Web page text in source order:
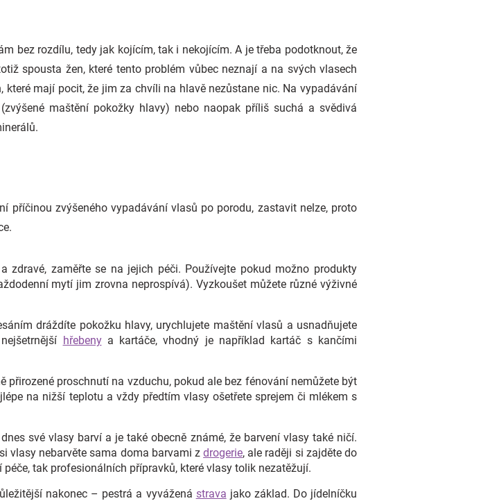
bez rozdílu, tedy jak kojícím, tak i nekojícím. A je třeba podotknout, že
spousta žen, které tento problém vůbec neznají a na svých vlasech
mají pocit, že jim za chvíli na hlavě nezůstane nic. Na vypadávání
maštění pokožky hlavy) nebo naopak příliš suchá a svědivá
příčinou zvýšeného vypadávání vlasů po porodu, zastavit nelze, proto
zdravé, zaměřte se na jejich péči. Používejte pokud možno produkty
mytí jim zrovna neprospívá). Vyzkoušet můžete různé výživné
dráždíte pokožku hlavy, urychlujete maštění vlasů a usnadňujete
hřebenya kartáče, vhodný je například kartáč s kančími
přirozené proschnutí na vzduchu, pokud ale bez fénování nemůžete být
na nižší teplotu a vždy předtím vlasy ošetřete sprejem či mlékem s
své vlasy barví a je také obecně známé, že barvení vlasy také ničí.
vlasy nebarvěte sama doma barvami zdrogerie, ale raději si zajděte do
tak profesionálních přípravků, které vlasy tolik nezatěžují.
nakonec – pestrá a vyvážená strava jako základ. Do jídelníčku